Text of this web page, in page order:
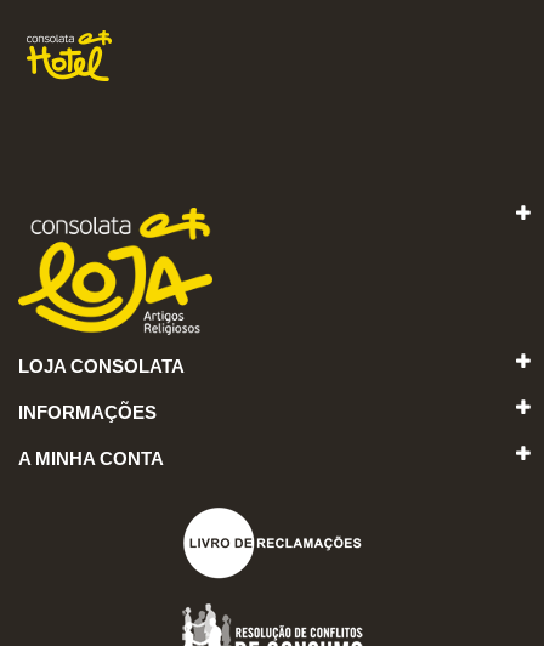
LOJA CONSOLATA
INFORMAÇÕES
A MINHA CONTA